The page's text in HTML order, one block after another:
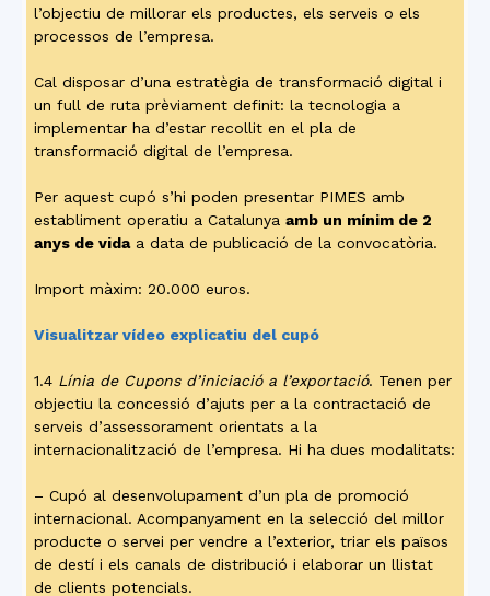
l’objectiu de millorar els productes, els serveis o els
processos de l’empresa.
Cal disposar d’una estratègia de transformació digital i
un full de ruta prèviament definit: la tecnologia a
implementar ha d’estar recollit en el pla de
transformació digital de l’empresa.
Per aquest cupó s’hi poden presentar PIMES amb
establiment operatiu a Catalunya amb un mínim de 2
anys de vidaa data de publicació de la convocatòria.
Import màxim: 20.000 euros.
Visualitzar vídeo explicatiu del cupó
1.4 Línia de Cupons d’iniciació a l’exportació. Tenen per
objectiu la concessió d’ajuts per a la contractació de
serveis d’assessorament orientats a la
internacionalització de l’empresa. Hi ha dues modalitats:
– Cupó al desenvolupament d’un pla de promoció
internacional. Acompanyament en la selecció del millor
producte o servei per vendre a l’exterior, triar els països
de destí i els canals de distribució i elaborar un llistat
de clients potencials.